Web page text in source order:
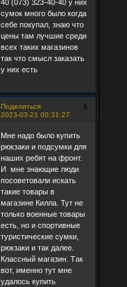
40 (073) 323-40-40 у них
сумок много было когда
себе покупал, знаю что
цены там лучшие среди
всех таких магазинов
так что смысл заказать
у них есть
Поделиться
4
2023-03-21 00:31:27
Мне надо было купить
рюкзаки и подсумки для
наших ребят на фронт.
И мне знающие люди
посоветовали искать
такие товары в
магазине Килла. Тут не
только военные товары
есть, но и спортивные
туристические сумки,
рюкзаки и так далее.
Классный магазин. Так
вот, именно тут мне
удалось купить